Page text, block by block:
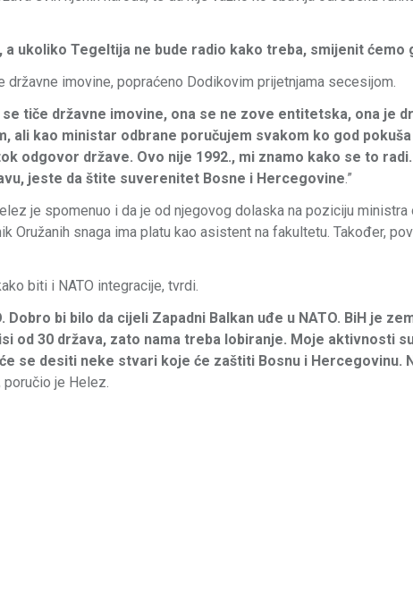
ukoliko Tegeltija ne bude radio kako treba, smijenit ćemo
državne imovine, popraćeno Dodikovim prijetnjama secesijom.
tiče državne imovine, ona se ne zove entitetska, ona je
ali kao ministar odbrane poručujem svakom ko god
odgovor države. Ovo nije 1992., mi znamo kako se to
jeste da štite suverenitet Bosne i Hercegovine.”
je spomenuo i da je od njegovog dolaska na poziciju ministra
Oružanih snaga ima platu kao asistent na fakultetu. Također,
biti i NATO integracije, tvrdi.
Dobro bi bilo da cijeli Zapadni Balkan uđe u NATO. BiH je
od 30 država, zato nama treba lobiranje. Moje aktivnosti
se desiti neke stvari koje će zaštiti Bosnu i Hercegovinu.
poručio je Helez.